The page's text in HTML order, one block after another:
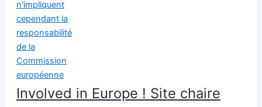
Involved in Europe ! Site chaire